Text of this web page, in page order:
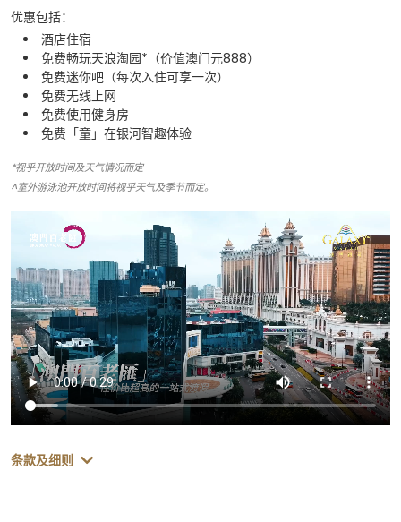
优惠包括：
酒店住宿​​
免费畅玩天浪淘园*（价值澳门元888）
免费迷你吧（每次入住可享一次）​​
免费无线上网​​
免费使用健身房​
免费「童」在银河智趣体验​
*视乎开放时间及天气情况而定
^室外游泳池开放时间将视乎天气及季节而定。
条款及细则